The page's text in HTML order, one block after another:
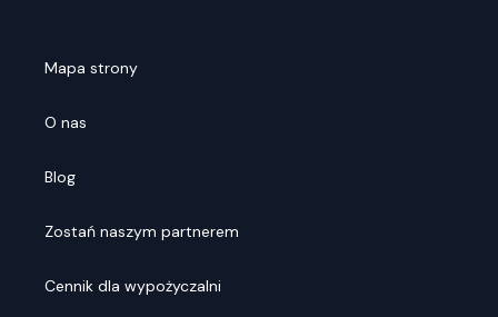
Mapa strony
O nas
Blog
Zostań naszym partnerem
Cennik dla wypożyczalni